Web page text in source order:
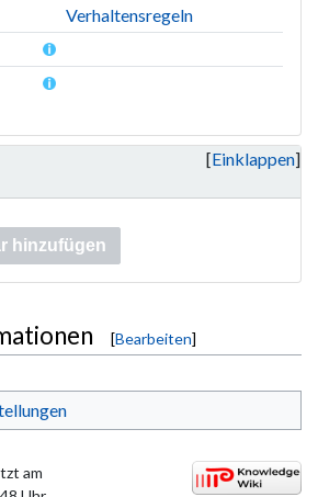
Verhaltensregeln
Einklappen
hinzufügen
[Bearbeiten]
am